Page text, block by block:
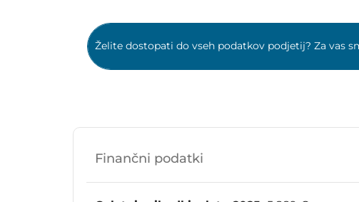
Želite dostopati do vseh podatkov podjetij? Za vas
Finančni podatki